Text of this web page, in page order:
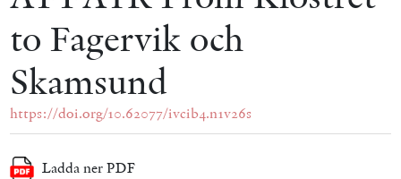
to Fagervik och
Skamsund
https://doi.org/10.62077/ivcib4.n1v26s
Ladda ner PDF